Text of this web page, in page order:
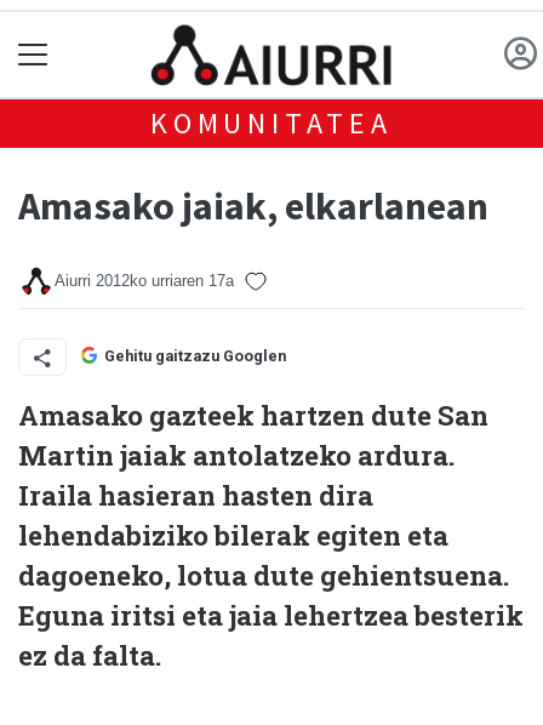
KOMUNITATEA
Amasako jaiak, elkarlanean
Aiurri 2012ko urriaren 17a
Gehitu gaitzazu Googlen
Amasako gazteek hartzen dute San
Martin jaiak antolatzeko ardura.
Iraila hasieran hasten dira
lehendabiziko bilerak egiten eta
dagoeneko, lotua dute gehientsuena.
Eguna iritsi eta jaia lehertzea besterik
ez da falta.